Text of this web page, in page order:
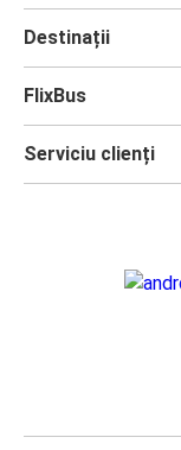
Destinații
FlixBus
Serviciu clienți